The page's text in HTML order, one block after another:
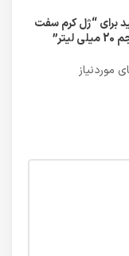
برای “ژل کرم سفت
موردنیاز